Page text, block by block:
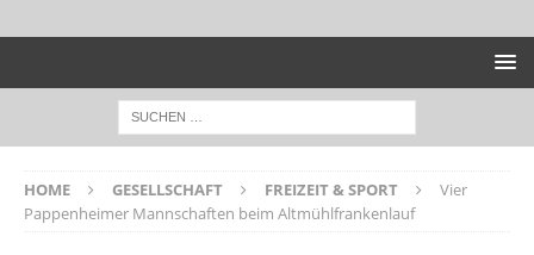
HOME GESELLSCHAFT FREIZEIT & SPORT
Vier
Pappenheimer Mannschaften beim Altmühlfrankenlauf